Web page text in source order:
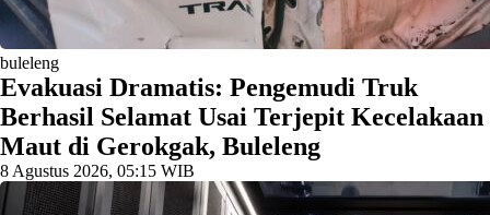
buleleng
Evakuasi Dramatis: Pengemudi Truk
Berhasil Selamat Usai Terjepit Kecelakaan
Maut di Gerokgak, Buleleng
8 Agustus 2026, 05:15 WIB